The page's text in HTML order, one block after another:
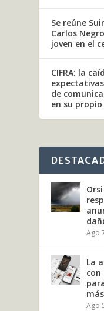
Se reúne
Carlos
joven en el
CIFRA: la
de
en su
Ago
La
Ago